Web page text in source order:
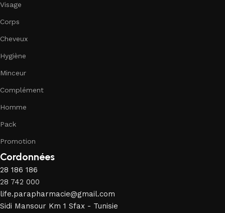
Visage
Corps
Cheveux
Hygiène
Minceur
Complément
Homme
Pack
Promotion
Cordonnées
28 186 186
28 742 000
life.parapharmacie@gmail.com
Sidi Mansour Km 1 Sfax - Tunisie